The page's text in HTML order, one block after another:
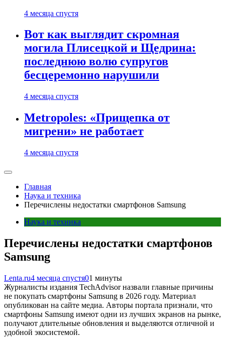
4 месяца спустя
Вот как выглядит скромная
могила Плисецкой и Щедрина:
последнюю волю супругов
бесцеремонно нарушили
4 месяца спустя
Metropoles: «Прищепка от
мигрени» не работает
4 месяца спустя
Главная
Наука и техника
Перечислены недостатки смартфонов Samsung
Наука и техника
Перечислены недостатки смартфонов
Samsung
Lenta.ru4 месяца спустя01 минуты
Журналисты издания TechAdvisor назвали главные причины
не покупать смартфоны Samsung в 2026 году. Материал
опубликован на сайте медиа. Авторы портала признали, что
смартфоны Samsung имеют одни из лучших экранов на рынке,
получают длительные обновления и выделяются отличной и
удобной экосистемой.